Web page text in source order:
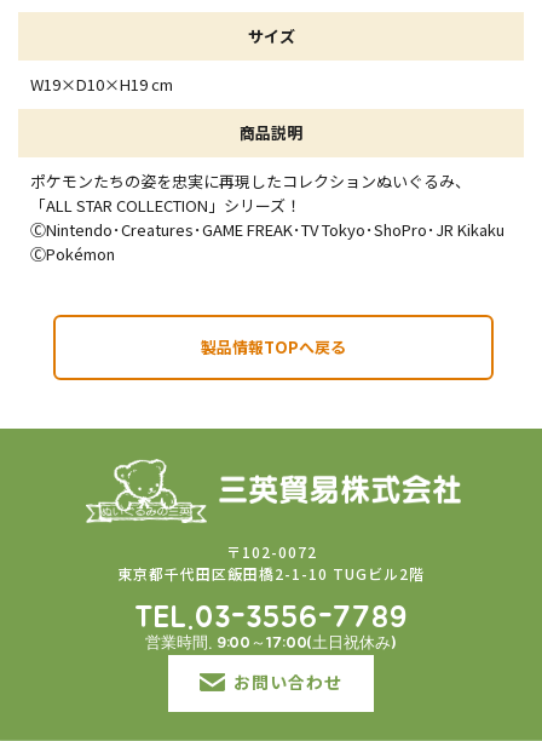
サイズ
W19×D10×H19 cm
商品説明
ポケモンたちの姿を忠実に再現したコレクションぬいぐるみ、
「ALL STAR COLLECTION」シリーズ！
ⒸNintendo･Creatures･GAME FREAK･TV Tokyo･ShoPro･JR Kikaku
ⒸPokémon
製品情報TOPへ戻る
〒102-0072
東京都千代田区飯田橋2-1-10 TUGビル2階
TEL.03-3556-7789
営業時間. 9:00～17:00(土日祝休み)
お問い合わせ